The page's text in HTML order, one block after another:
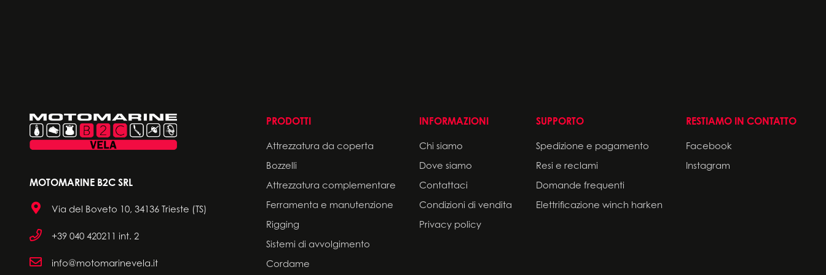
MOTOMARINE B2C SRL
Via del Boveto 10, 34136 Trieste (TS)
+39 040 420211 int. 2
info@motomarinevela.it
PRODOTTI
Attrezzatura da coperta
Bozzelli
Attrezzatura complementare
Ferramenta e manutenzione
Rigging
Sistemi di avvolgimento
Cordame
INFORMAZIONI
Chi siamo
Dove siamo
Contattaci
Condizioni di vendita
Privacy policy
SUPPORTO
Spedizione e pagamento
Resi e reclami
Domande frequenti
Elettrificazione winch harken
RESTIAMO IN CONTATTO
Facebook
Instagram